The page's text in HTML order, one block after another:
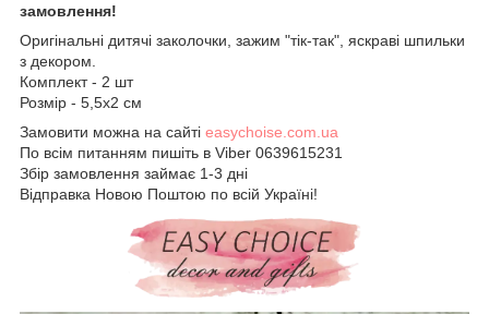
замовлення!
Оригінальні дитячі заколочки, зажим "тік-так", яскраві шпильки
з декором.
Комплект - 2 шт
Розмір - 5,5х2 см
Замовити можна на сайті easychoise.сom.ua
По всім питанням пишіть в Viber 0639615231
Збір замовлення займає 1-3 дні
Відправка Новою Поштою по всій Україні!